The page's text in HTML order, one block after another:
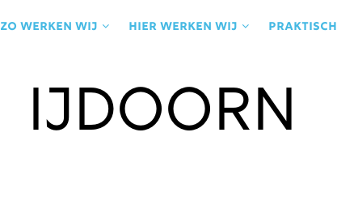
Zo werken wij Hier werken wij praktisch
IJdoorn